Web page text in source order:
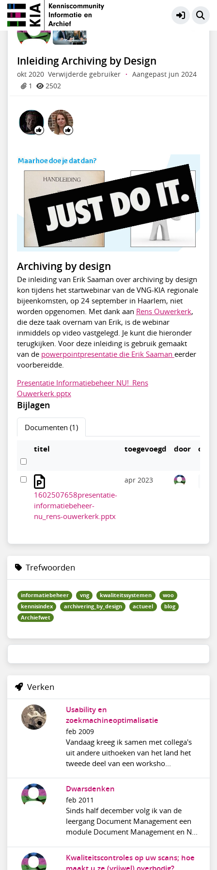
KIA Community Meer
Inleiding Archiving by Design
okt 2020 Verwijderde gebruiker ·
Aangepast jun 2024
1
2502
Archiving by design
De inleiding van Erik Saaman over archiving by design
kon tijdens het startwebinar van de VNG-KIA regionale
bijeenkomsten, op 24 september in Haarlem, niet
worden opgenomen. Met dank aan Rens Ouwerkerk,
die deze taak overnam van Erik, is de webinar
inmiddels op video vastgelegd. Je kunt die hieronder
terugkijken. Voor deze inleiding is gebruik gemaakt
van de powerpointpresentatie die Erik Saaman eerder
voorbereidde.
Presentatie Informatiebeheer NU!_Rens
Ouwerkerk.pptx
Bijlagen
Documenten (1)
titel toegevoegd door
1602507658presentatie-
informatiebeheer-
nu_rens-ouwerkerk.pptx
apr 2023
Trefwoorden
informatiebeheer vng kwaliteitssystemen
woo
kennisindex
archivering_by_design actueel
blog
Archiefwet
Verken
Usability en
zoekmachineoptimalisatie
feb 2009
Vandaag kreeg ik samen met collega's
uit andere uithoeken van het land het
tweede deel van een worksho...
Dwarsdenken
feb 2011
Sinds half december volg ik van de
leergang Document Management een
module Document Management en N...
Kwaliteitscontroles op uw scans; hoe